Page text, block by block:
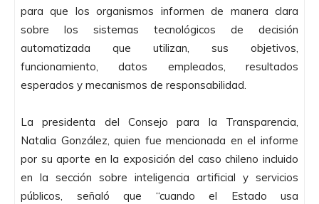
para que los organismos informen de manera clara
sobre los sistemas tecnológicos de decisión
automatizada que utilizan, sus objetivos,
funcionamiento, datos empleados, resultados
esperados y mecanismos de responsabilidad.
La presidenta del Consejo para la Transparencia,
Natalia González, quien fue mencionada en el informe
por su aporte en la exposición del caso chileno incluido
en la sección sobre inteligencia artificial y servicios
públicos, señaló que “cuando el Estado usa